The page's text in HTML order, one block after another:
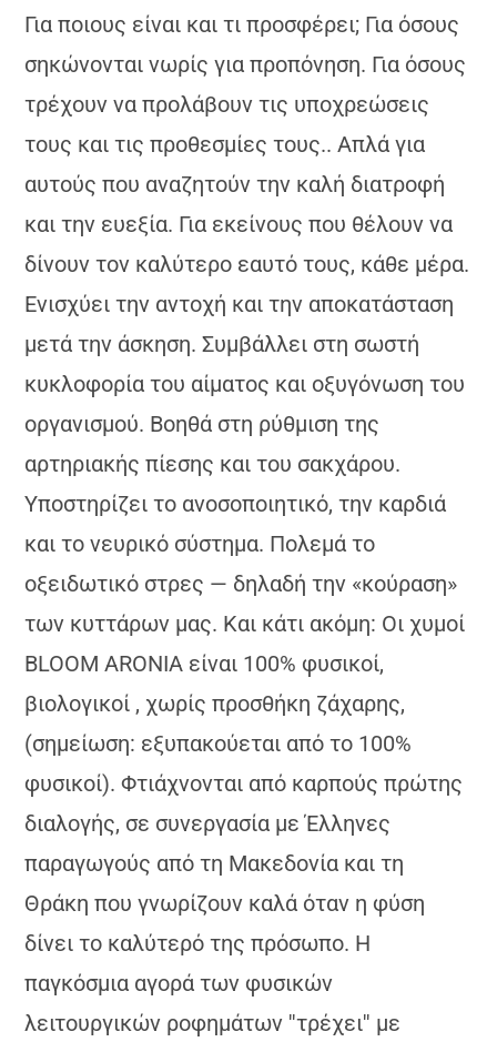
Για ποιους είναι και τι προσφέρει; Για όσους
σηκώνονται νωρίς για προπόνηση. Για όσους
τρέχουν να προλάβουν τις υποχρεώσεις
τους και τις προθεσμίες τους.. Απλά για
αυτούς που αναζητούν την καλή διατροφή
και την ευεξία. Για εκείνους που θέλουν να
δίνουν τον καλύτερο εαυτό τους, κάθε μέρα.
Ενισχύει την αντοχή και την αποκατάσταση
μετά την άσκηση. Συμβάλλει στη σωστή
κυκλοφορία του αίματος και οξυγόνωση του
οργανισμού. Βοηθά στη ρύθμιση της
αρτηριακής πίεσης και του σακχάρου.
Υποστηρίζει το ανοσοποιητικό, την καρδιά
και το νευρικό σύστημα. Πολεμά το
οξειδωτικό στρες — δηλαδή την «κούραση»
των κυττάρων μας. Και κάτι ακόμη: Οι χυμοί
ΒLOOM ARONIA είναι 100% φυσικoί,
βιολογικοί , χωρίς προσθήκη ζάχαρης,
(σημείωση: εξυπακούεται από το 100%
φυσικοί). Φτιάχνονται από καρπούς πρώτης
διαλογής, σε συνεργασία με Έλληνες
παραγωγούς από τη Μακεδονία και τη
Θράκη που γνωρίζουν καλά όταν η φύση
δίνει το καλύτερό της πρόσωπο. Η
παγκόσμια αγορά των φυσικών
λειτουργικών ροφημάτων ''τρέχει'' με